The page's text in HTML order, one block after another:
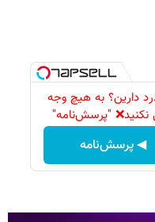
دارین؟ به هیچ وجه
"پرسش‌نامه"
◀ پرسش‌نامه